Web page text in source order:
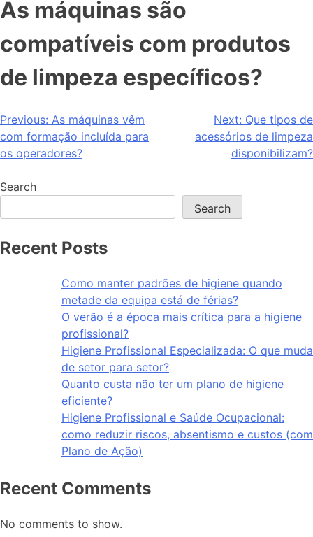
As máquinas são
compatíveis com produtos
de limpeza específicos?
Previous: As máquinas vêm
com formação incluída para
os operadores?
Next: Que tipos de
acessórios de limpeza
disponibilizam?
Search
Search
Recent Posts
Como manter padrões de higiene quando
metade da equipa está de férias?
O verão é a época mais crítica para a higiene
profissional?
Higiene Profissional Especializada: O que muda
de setor para setor?
Quanto custa não ter um plano de higiene
eficiente?
Higiene Profissional e Saúde Ocupacional:
como reduzir riscos, absentismo e custos (com
Plano de Ação)
Recent Comments
No comments to show.